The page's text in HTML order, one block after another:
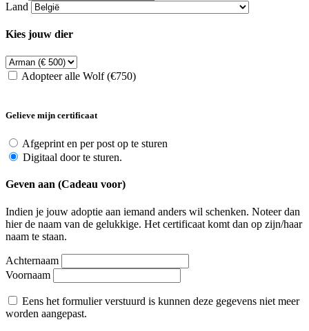
Land
Kies jouw dier
Adopteer alle Wolf (€750)
Gelieve mijn certificaat
Afgeprint en per post op te sturen
Digitaal door te sturen.
Geven aan (Cadeau voor)
Indien je jouw adoptie aan iemand anders wil schenken. Noteer dan
hier de naam van de gelukkige. Het certificaat komt dan op zijn/haar
naam te staan.
Achternaam
Voornaam
Eens het formulier verstuurd is kunnen deze gegevens niet meer
worden aangepast.